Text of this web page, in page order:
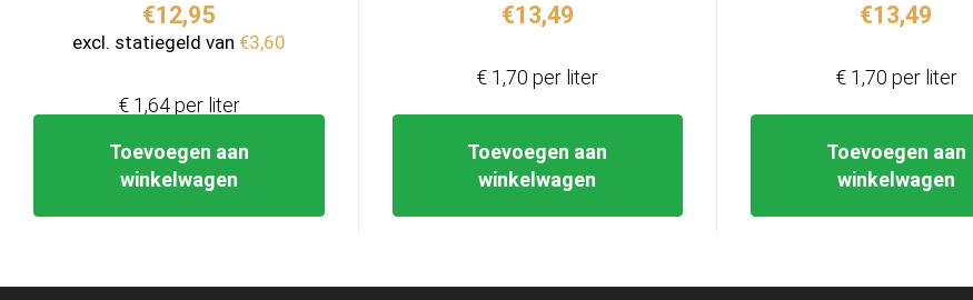
€12,95
excl. statiegeld van €3,60
Toevoegen aan
winkelwagen
€ 1,64 per liter
€13,49
Toevoegen aan
winkelwagen
€ 1,70 per liter
€13,49
Toevoegen aan
winkelwagen
€ 1,70 per liter